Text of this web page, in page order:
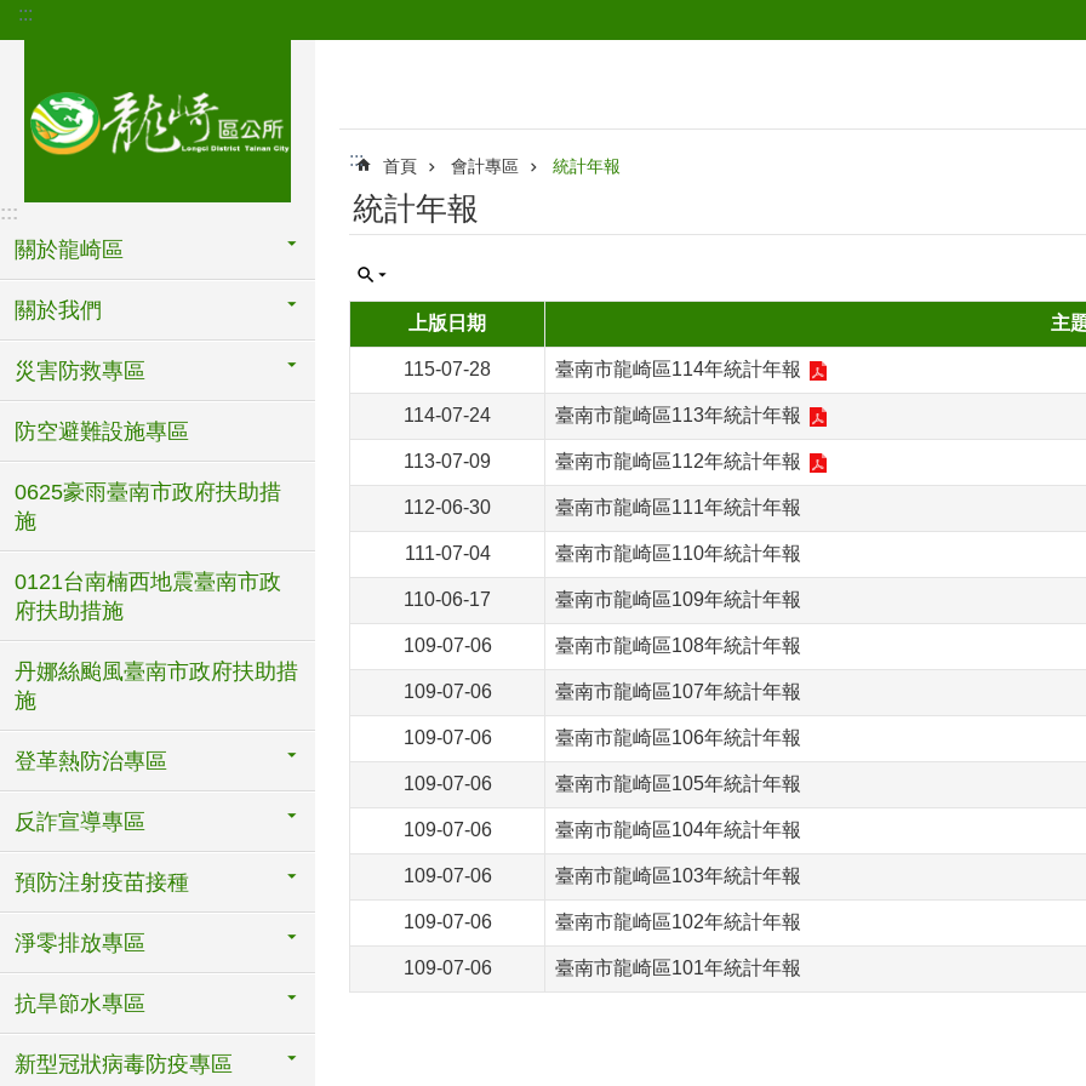
跳到主要內容區塊
:::
:::
關於龍崎區
關於我們
災害防救專區
防空避難設施專區
0625豪雨臺南市政府扶助措
施
0121台南楠西地震臺南市政
府扶助措施
丹娜絲颱風臺南市政府扶助措
施
登革熱防治專區
反詐宣導專區
預防注射疫苗接種
淨零排放專區
抗旱節水專區
新型冠狀病毒防疫專區
::: 首頁 會計專區 統計年報
統計年報
上版日期 主
115-07-28 臺南市龍崎區114年統計年報
114-07-24 臺南市龍崎區113年統計年報
113-07-09 臺南市龍崎區112年統計年報
112-06-30 臺南市龍崎區111年統計年報
111-07-04 臺南市龍崎區110年統計年報
110-06-17 臺南市龍崎區109年統計年報
109-07-06 臺南市龍崎區108年統計年報
109-07-06 臺南市龍崎區107年統計年報
109-07-06 臺南市龍崎區106年統計年報
109-07-06 臺南市龍崎區105年統計年報
109-07-06 臺南市龍崎區104年統計年報
109-07-06 臺南市龍崎區103年統計年報
109-07-06 臺南市龍崎區102年統計年報
109-07-06 臺南市龍崎區101年統計年報